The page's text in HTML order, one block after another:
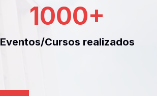
1000+
Eventos/Cursos realizados